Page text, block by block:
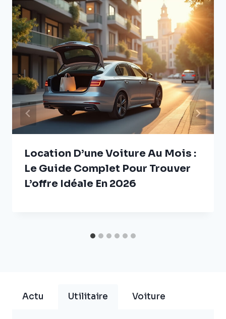
Location D’une Voiture Au Mois :
Le Guide Complet Pour Trouver
L’offre Idéale En 2026
Actu Utilitaire Voiture